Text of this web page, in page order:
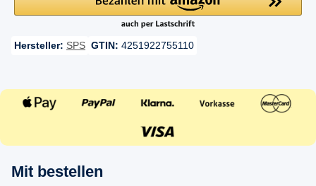
Hersteller: SPS GTIN: 4251922755110
Mit bestellen